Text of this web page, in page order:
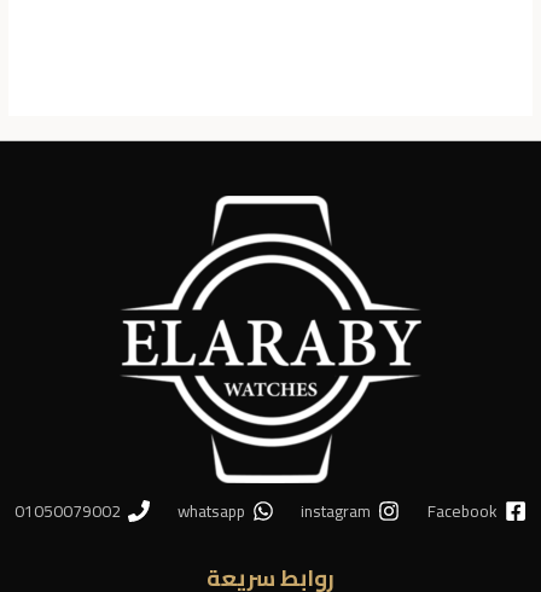
Facebook
instagram
whatsapp
01050079002
روابط سريعة